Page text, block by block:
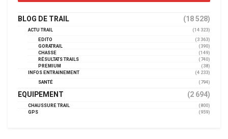
BLOG DE TRAIL (18 528)
ACTU TRAIL
(14 323)
EDITO
(3 363)
GORATRAIL
(390)
CHASSE
(149)
RÉSULTATS TRAILS
(740)
PREMIUM
(38)
INFOS ENTRAINEMENT
(4 233)
SANTÉ
(794)
EQUIPEMENT (2 694)
CHAUSSURE TRAIL
(800)
GPS
(959)